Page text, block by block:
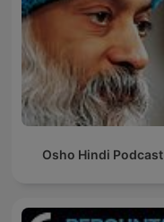
Osho Hindi Podcast